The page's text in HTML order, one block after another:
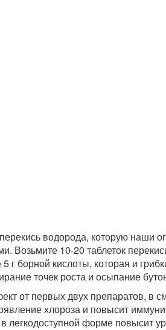
водорода, которую наши
Возьмите 10-20 таблеток
5 г борной кислоты, которая и
точек роста и осыпание
от первых двух препаратов, в
хлороза и повысит
легкодоступной форме повысит